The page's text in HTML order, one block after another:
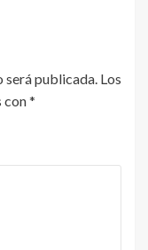
será publicada. Los
con*